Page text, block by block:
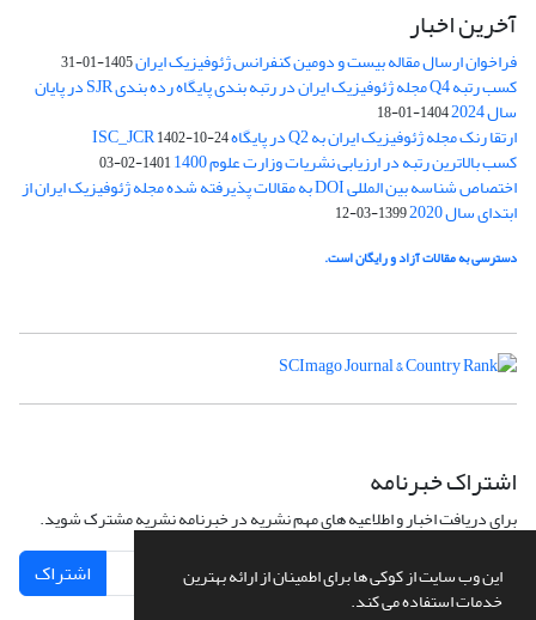
این وب سایت از کوکی ها برای اطمینان از ارائه بهترین
خدمات استفاده می کند.
آخرین اخبار
فراخوان ارسال مقاله بیست و دومین کنفرانس ژئوفیزیک ایران1405-01-31
کسب رتبه Q4 مجله ژئوفیزیک ایران در رتبه بندی پایگاه رده بندی SJR در پایان
سال 2024 1404-01-18
ارتقا رنک مجله ژئوفیزیک ایران به Q2 در پایگاه ISC_JCR 1402-10-24
کسب بالاترین رتبه در ارزیابی نشریات وزارت علوم 1400 1401-02-03
اختصاص شناسه بین المللی DOI به مقالات پذیرفته شده مجله ژئوفیزیک ایران از
ابتدای سال 2020 1399-03-12
دسترسی به مقالات آزاد و رایگان است.
اشتراک خبرنامه
برای دریافت اخبار و اطلاعیه های مهم نشریه در خبرنامه نشریه مشترک شوید.
اشتراک